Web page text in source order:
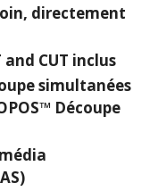
directement
and CUT inclus
simultanées
Découpe